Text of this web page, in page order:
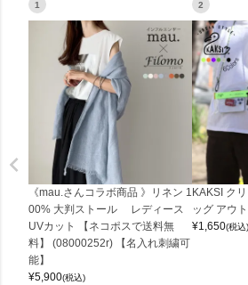
1
《mau.さんコラボ商品 》リネン 1
00% 大判ストール レディース
UVカット 【ネコポスで送料無
料】 (08000252r) 【名入れ刺繍可
能】
¥5,900(税込)
2
KAKSI ク
ッグ アウ
¥1,650(税込)